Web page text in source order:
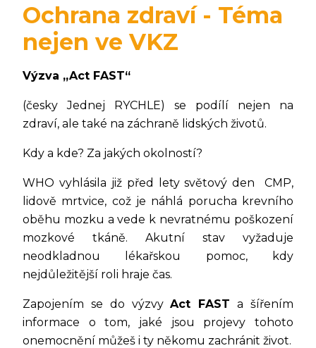
Ochrana zdraví - Téma
nejen ve VKZ
Výzva „Act FAST“
(česky Jednej RYCHLE) se podílí nejen na
zdraví, ale také na záchraně lidských životů.
Kdy a kde? Za jakých okolností?
WHO vyhlásila již před lety světový den CMP,
lidově mrtvice, což je náhlá porucha krevního
oběhu mozku a vede k nevratnému poškození
mozkové tkáně. Akutní stav vyžaduje
neodkladnou lékařskou pomoc, kdy
nejdůležitější roli hraje čas.
Zapojením se do výzvyAct FAST a šířením
informace o tom, jaké jsou projevy tohoto
onemocnění můžeš i ty někomu zachránit život.